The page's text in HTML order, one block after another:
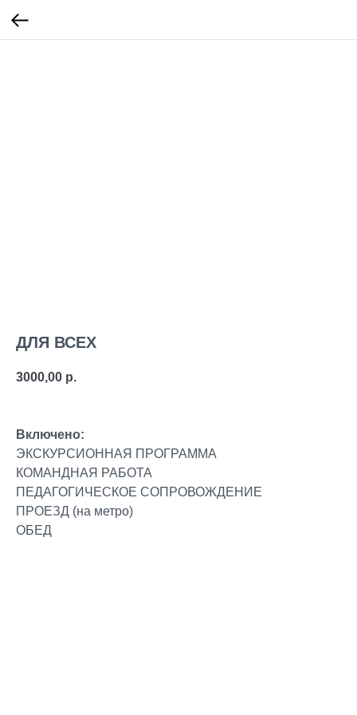
ДЛЯ ВСЕХ
3000,00 р.
Включено:
ЭКСКУРСИОННАЯ ПРОГРАММА
КОМАНДНАЯ РАБОТА
ПЕДАГОГИЧЕСКОЕ СОПРОВОЖДЕНИЕ
ПРОЕЗД (на метро)
ОБЕД